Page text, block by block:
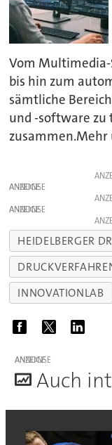
Vom
bis hin zum
sämtliche
und -software zu
zusammen.Mehr
ANZEIGE
ANZEIGE
HEIDELBERGER
INNOVATIONLAB
ANZEIGE
Auch